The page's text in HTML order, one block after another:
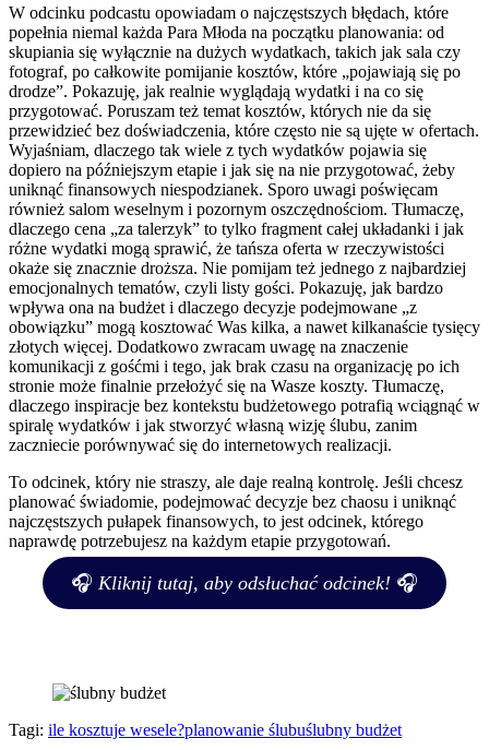
W odcinku podcastu opowiadam o najczęstszych błędach, które
popełnia niemal każda Para Młoda na początku planowania: od
skupiania się wyłącznie na dużych wydatkach, takich jak sala czy
fotograf, po całkowite pomijanie kosztów, które „pojawiają się po
drodze”. Pokazuję, jak realnie wyglądają wydatki i na co się
przygotować. Poruszam też temat kosztów, których nie da się
przewidzieć bez doświadczenia, które często nie są ujęte w ofertach.
Wyjaśniam, dlaczego tak wiele z tych wydatków pojawia się
dopiero na późniejszym etapie i jak się na nie przygotować, żeby
uniknąć finansowych niespodzianek. Sporo uwagi poświęcam
również salom weselnym i pozornym oszczędnościom. Tłumaczę,
dlaczego cena „za talerzyk” to tylko fragment całej układanki i jak
różne wydatki mogą sprawić, że tańsza oferta w rzeczywistości
okaże się znacznie droższa. Nie pomijam też jednego z najbardziej
emocjonalnych tematów, czyli listy gości. Pokazuję, jak bardzo
wpływa ona na budżet i dlaczego decyzje podejmowane „z
obowiązku” mogą kosztować Was kilka, a nawet kilkanaście tysięcy
złotych więcej. Dodatkowo zwracam uwagę na znaczenie
komunikacji z gośćmi i tego, jak brak czasu na organizację po ich
stronie może finalnie przełożyć się na Wasze koszty. Tłumaczę,
dlaczego inspiracje bez kontekstu budżetowego potrafią wciągnąć w
spiralę wydatków i jak stworzyć własną wizję ślubu, zanim
zaczniecie porównywać się do internetowych realizacji.
To odcinek, który nie straszy, ale daje realną kontrolę. Jeśli chcesz
planować świadomie, podejmować decyzje bez chaosu i uniknąć
najczęstszych pułapek finansowych, to jest odcinek, którego
naprawdę potrzebujesz na każdym etapie przygotowań.
🎧 Kliknij tutaj, aby odsłuchać odcinek! 🎧
Tagi: ile kosztuje wesele?planowanie ślubuślubny budżet